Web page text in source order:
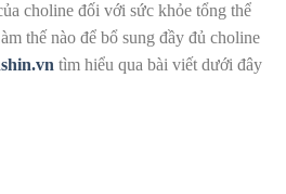
choline đối với sức khỏe tổng thể
thế nào để bổ sung đầy đủ choline
tìm hiểu qua bài viết dưới đây